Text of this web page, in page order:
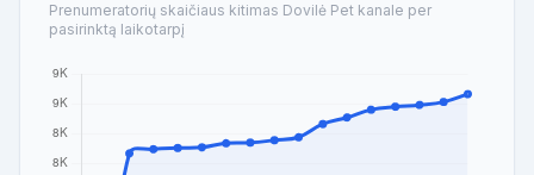
Prenumeratorių skaičiaus kitimas Dovilė Pet kanale per
pasirinktą laikotarpį